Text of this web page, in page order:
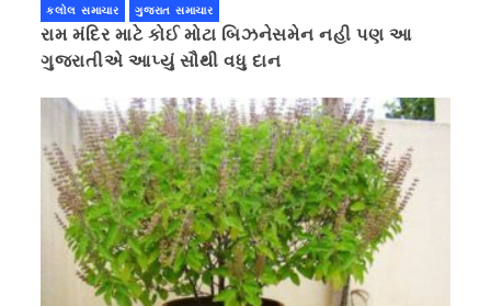
કલોલ સમાચાર ગુજરાત સમાચાર
રામ મંદિર માટે કોઈ મોટા બિઝનેસમેન નહી પણ આ
ગુજરાતીએ આપ્યું સૌથી વધુ દાન